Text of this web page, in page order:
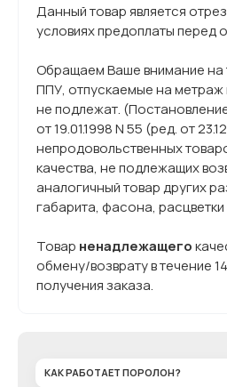
КАК РАБОТАЕТ ПОРОЛОН?
Данный товар является
условиях предоплаты перед
Обращаем Ваше внимание на
ППУ, отпускаемые на метраж
не подлежат.
от 19.01.1998 N 55 (ред. от
непродовольственных
качества, не подлежащих
аналогичный товар других
габарита, фасона, расцветки
Товар ненадлежащего
обмену/возврату в течение
получения заказа.